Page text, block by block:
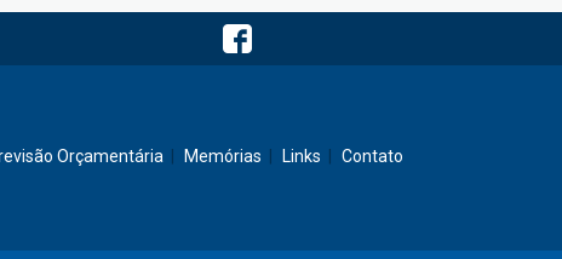
Orçamentária Memórias Links Contato